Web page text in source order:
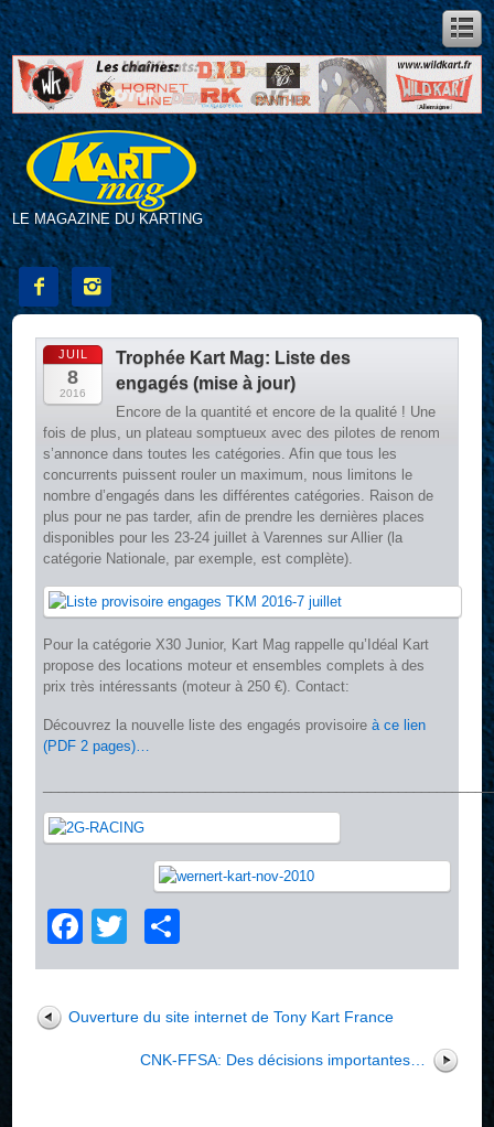
LE MAGAZINE DU KARTING
 
JUIL
8
2016
Trophée Kart Mag: Liste des
engagés (mise à jour)
Encore de la quantité et encore de la qualité ! Une
fois de plus, un plateau somptueux avec des pilotes de renom
s’annonce dans toutes les catégories. Afin que tous les
concurrents puissent rouler un maximum, nous limitons le
nombre d’engagés dans les différentes catégories. Raison de
plus pour ne pas tarder, afin de prendre les dernières places
disponibles pour les 23-24 juillet à Varennes sur Allier (la
catégorie Nationale, par exemple, est complète).
Pour la catégorie X30 Junior, Kart Mag rappelle qu’Idéal Kart
propose des locations moteur et ensembles complets à des
prix très intéressants (moteur à 250 €). Contact:
Découvrez la nouvelle liste des engagés provisoireà ce lien
(PDF 2 pages)…
Facebook
Twitter
Ouverture du site internet de Tony Kart France
CNK-FFSA: Des décisions importantes…